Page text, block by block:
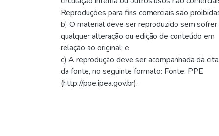
Reproduções para fins comerciais são
b) O material deve ser reproduzido sem sofrer
qualquer alteração ou edição de conteúdo em
relação ao original; e
c) A reprodução deve ser acompanhada da
da fonte, no seguinte formato: Fonte: PPE
(http://ppe.ipea.gov.br).